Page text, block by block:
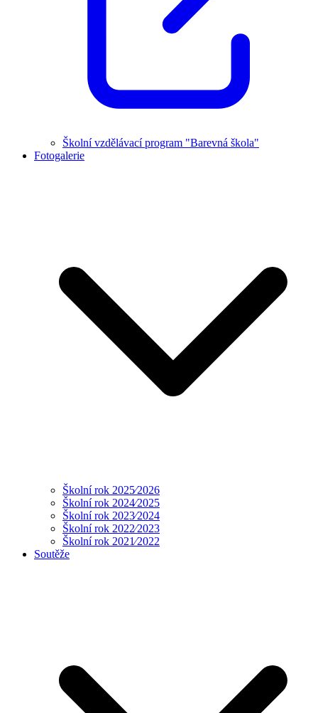
Školní vzdělávací program "Barevná škola"
Fotogalerie
Školní rok 2025⁄2026
Školní rok 2024⁄2025
Školní rok 2023⁄2024
Školní rok 2022⁄2023
Školní rok 2021⁄2022
Soutěže